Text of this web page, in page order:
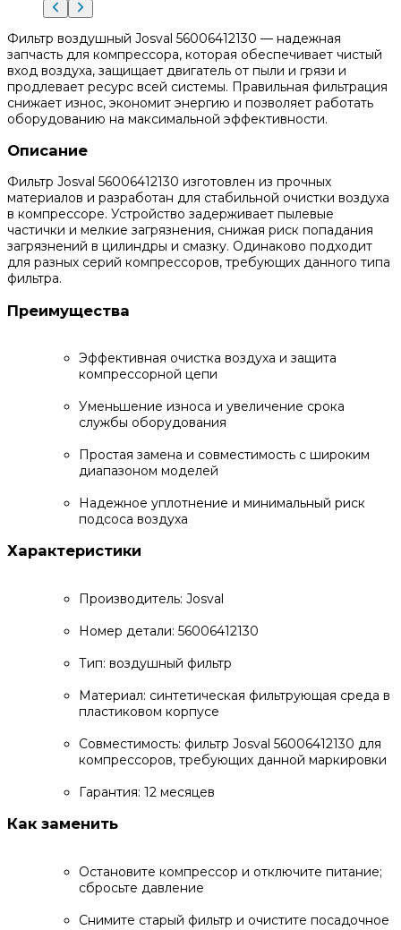
Фильтр воздушный Josval 56006412130 — надежная
запчасть для компрессора, которая обеспечивает чистый
вход воздуха, защищает двигатель от пыли и грязи и
продлевает ресурс всей системы. Правильная фильтрация
снижает износ, экономит энергию и позволяет работать
оборудованию на максимальной эффективности.
Описание
Фильтр Josval 56006412130 изготовлен из прочных
материалов и разработан для стабильной очистки воздуха
в компрессоре. Устройство задерживает пылевые
частички и мелкие загрязнения, снижая риск попадания
загрязнений в цилиндры и смазку. Одинаково подходит
для разных серий компрессоров, требующих данного типа
фильтра.
Преимущества
Эффективная очистка воздуха и защита
компрессорной цепи
Уменьшение износа и увеличение срока
службы оборудования
Простая замена и совместимость с широким
диапазоном моделей
Надежное уплотнение и минимальный риск
подсоса воздуха
Характеристики
Производитель: Josval
Номер детали: 56006412130
Тип: воздушный фильтр
Материал: синтетическая фильтрующая среда в
пластиковом корпусе
Совместимость: фильтр Josval 56006412130 для
компрессоров, требующих данной маркировки
Гарантия: 12 месяцев
Как заменить
Остановите компрессор и отключите питание;
сбросьте давление
Снимите старый фильтр и очистите посадочное